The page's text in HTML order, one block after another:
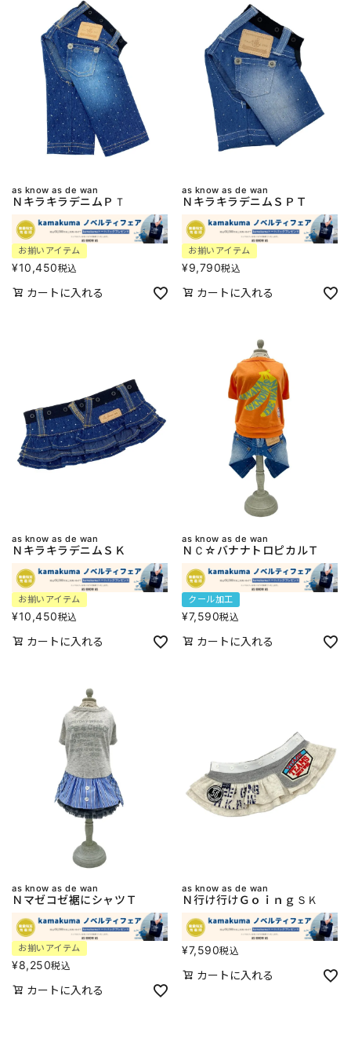
as know as de wan
ＮキラキラデニムＰＴ
お揃いアイテム
¥10,450税込
カートに入れる
as know as de wan
ＮキラキラデニムＳＰＴ
お揃いアイテム
¥9,790税込
カートに入れる
as know as de wan
ＮキラキラデニムＳＫ
お揃いアイテム
¥10,450税込
カートに入れる
as know as de wan
ＮＣ☆バナナトロピカルＴ
クール加工
¥7,590税込
カートに入れる
as know as de wan
Ｎマゼコゼ裾にシャツＴ
お揃いアイテム
¥8,250税込
カートに入れる
as know as de wan
Ｎ行け行けＧｏｉｎｇＳＫ
¥7,590税込
カートに入れる